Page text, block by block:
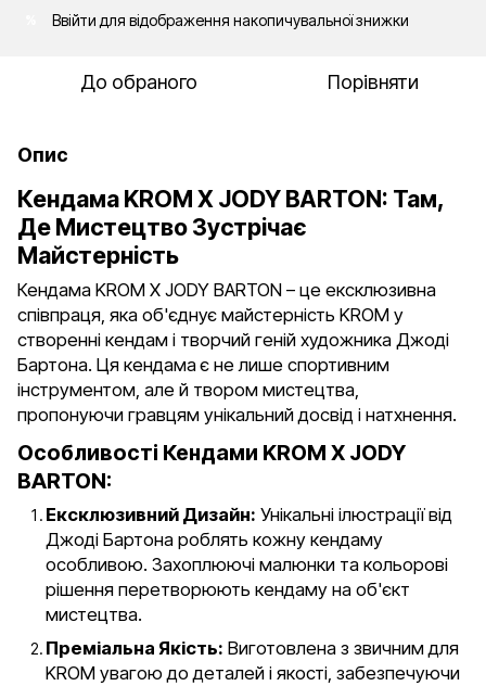
Ввійти для відображення накопичувальної знижки
До обраного Порівняти
Опис
Кендама KROM X JODY BARTON: Там,
Де Мистецтво Зустрічає
Майстерність
Кендама KROM X JODY BARTON – це ексклюзивна
співпраця, яка об'єднує майстерність KROM у
створенні кендам і творчий геній художника Джоді
Бартона. Ця кендама є не лише спортивним
інструментом, але й твором мистецтва,
пропонуючи гравцям унікальний досвід і натхнення.
Особливості Кендами KROM X JODY
BARTON:
Ексклюзивний Дизайн: Унікальні ілюстрації від
Джоді Бартона роблять кожну кендаму
особливою. Захоплюючі малюнки та кольорові
рішення перетворюють кендаму на об'єкт
мистецтва.
Преміальна Якість: Виготовлена з звичним для
KROM увагою до деталей і якості, забезпечуючи